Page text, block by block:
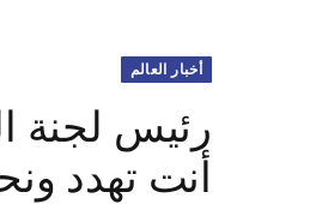
أخبار العالم
رئيس لجنة
أنت تهدد